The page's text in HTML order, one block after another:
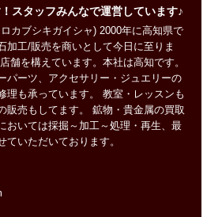
スタッフみんなで運営しています♪
カブシキガイシャ) 2000年に高知県で
加工/販売を商いとして今日に至りま
舗を構えています。本社は高知です。
パーツ、アクセサリー・ジュエリーの
理も承っています。 教室・レッスンも
販売もしてます。 鉱物・貴金属の買取
おいては採掘～加工～処理・再生、最
ていただいております。